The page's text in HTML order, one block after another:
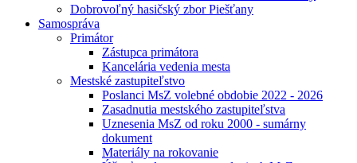
Dobrovoľný hasičský zbor Piešťany
Samospráva
Primátor
Zástupca primátora
Kancelária vedenia mesta
Mestské zastupiteľstvo
Poslanci MsZ volebné obdobie 2022 - 2026
Zasadnutia mestského zastupiteľstva
Uznesenia MsZ od roku 2000 - sumárny
dokument
Materiály na rokovanie